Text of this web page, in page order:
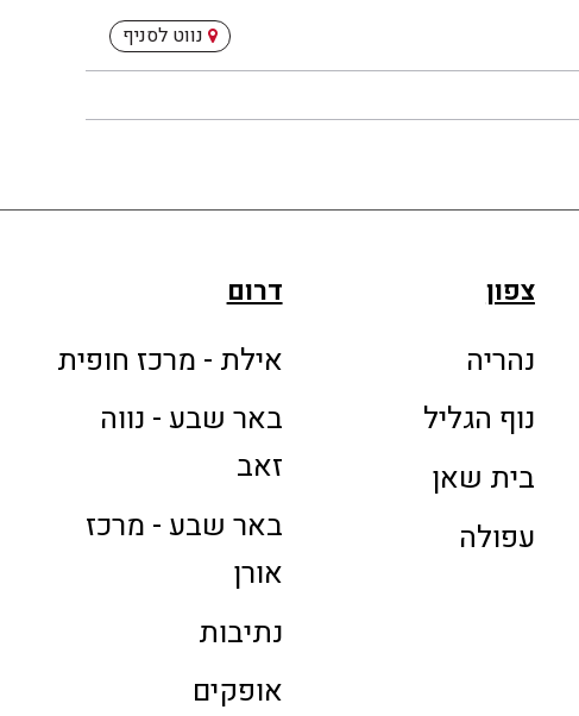
נווט לסניף
צפון
נהריה
נוף הגליל
בית שאן
עפולה
דרום
אילת - מרכז חופית
באר שבע - נווה
זאב
באר שבע - מרכז
אורן
נתיבות
אופקים